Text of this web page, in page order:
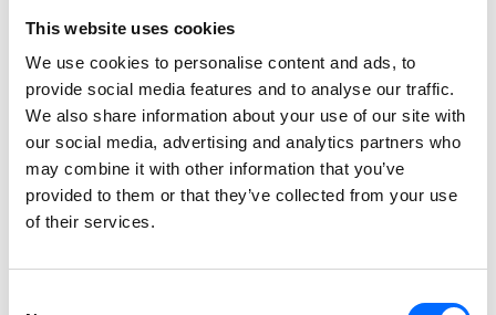
This website uses cookies
We use cookies to personalise content and ads, to
provide social media features and to analyse our traffic.
We also share information about your use of our site with
our social media, advertising and analytics partners who
may combine it with other information that you’ve
provided to them or that they’ve collected from your use
of their services.